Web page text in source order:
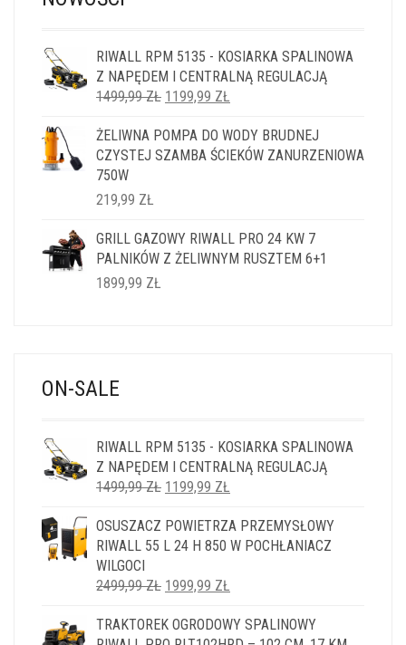
RIWALL RPM 5135 - KOSIARKA SPALINOWA
Z NAPĘDEM I CENTRALNĄ REGULACJĄ
1499,99ZŁ PIERWOTNA
WYNOSIŁA:
1499,99 ZŁ.
1199,99 ZŁ
WYNOSI:
1199,99 ZŁ.
ŻELIWNA POMPA DO WODY BRUDNEJ
CZYSTEJ SZAMBA ŚCIEKÓW ZANURZENIOWA
750W
219,99 ZŁ
GRILL GAZOWY RIWALL PRO 24 KW 7
PALNIKÓW Z ŻELIWNYM RUSZTEM 6+1
1899,99 ZŁ
ON-SALE
RIWALL RPM 5135 - KOSIARKA SPALINOWA
Z NAPĘDEM I CENTRALNĄ REGULACJĄ
1499,99ZŁ PIERWOTNA
WYNOSIŁA:
1499,99 ZŁ.
1199,99 ZŁ
WYNOSI:
1199,99 ZŁ.
OSUSZACZ POWIETRZA PRZEMYSŁOWY
RIWALL 55 L 24 H 850 W POCHŁANIACZ
WILGOCI
2499,99ZŁ PIERWOTNA
WYNOSIŁA:
1999,99 ZŁ
WYNOSI:
TRAKTOREK OGRODOWY SPALINOWY